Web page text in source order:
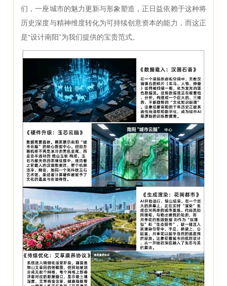
们，一座城市的魅力更新与形象塑造，正日益依赖于这种将
历史深度与精神维度转化为可持续创意资本的能力，而这正
是“设计南阳”为我们提供的宝贵范式。